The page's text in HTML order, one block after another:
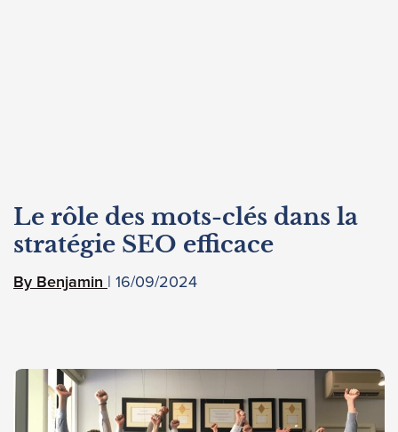
Le rôle des mots-clés dans la
stratégie SEO efficace
Benjamin 16/09/2024